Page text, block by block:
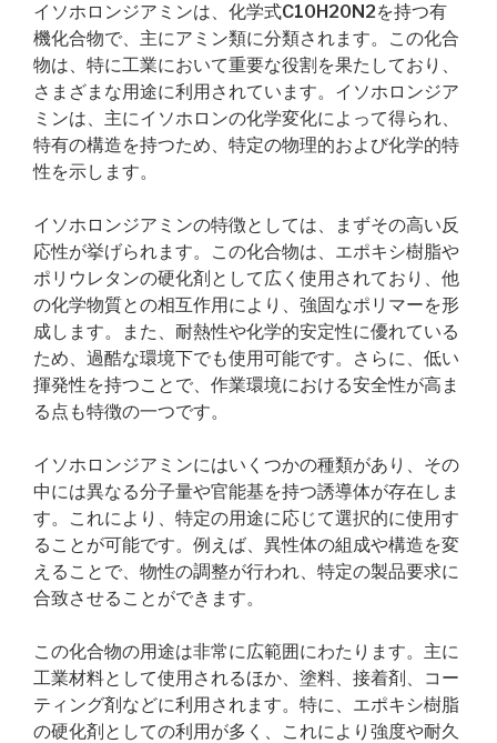
イソホロンジアミンは、化学式C10H20N2を持つ有
機化合物で、主にアミン類に分類されます。この化合
物は、特に工業において重要な役割を果たしており、
さまざまな用途に利用されています。イソホロンジア
ミンは、主にイソホロンの化学変化によって得られ、
特有の構造を持つため、特定の物理的および化学的特
性を示します。
イソホロンジアミンの特徴としては、まずその高い反
応性が挙げられます。この化合物は、エポキシ樹脂や
ポリウレタンの硬化剤として広く使用されており、他
の化学物質との相互作用により、強固なポリマーを形
成します。また、耐熱性や化学的安定性に優れている
ため、過酷な環境下でも使用可能です。さらに、低い
揮発性を持つことで、作業環境における安全性が高ま
る点も特徴の一つです。
イソホロンジアミンにはいくつかの種類があり、その
中には異なる分子量や官能基を持つ誘導体が存在しま
す。これにより、特定の用途に応じて選択的に使用す
ることが可能です。例えば、異性体の組成や構造を変
えることで、物性の調整が行われ、特定の製品要求に
合致させることができます。
この化合物の用途は非常に広範囲にわたります。主に
工業材料として使用されるほか、塗料、接着剤、コー
ティング剤などに利用されます。特に、エポキシ樹脂
の硬化剤としての利用が多く、これにより強度や耐久